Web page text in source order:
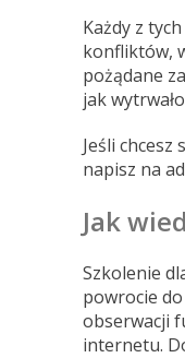
Każdy z
konfliktów,
pożądane
jak
Jeśli
napisz na
Jak
Szkolenie
powrocie
obserwacji
internetu.